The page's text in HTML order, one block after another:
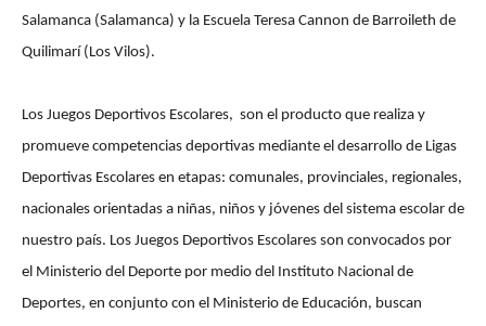
Salamanca (Salamanca) y la Escuela Teresa Cannon de Barroileth de
Quilimarí (Los Vilos).
Los Juegos Deportivos Escolares, son el producto que realiza y
promueve competencias deportivas mediante el desarrollo de Ligas
Deportivas Escolares en etapas: comunales, provinciales, regionales,
nacionales orientadas a niñas, niños y jóvenes del sistema escolar de
nuestro país. Los Juegos Deportivos Escolares son convocados por
el Ministerio del Deporte por medio del Instituto Nacional de
Deportes, en conjunto con el Ministerio de Educación, buscan